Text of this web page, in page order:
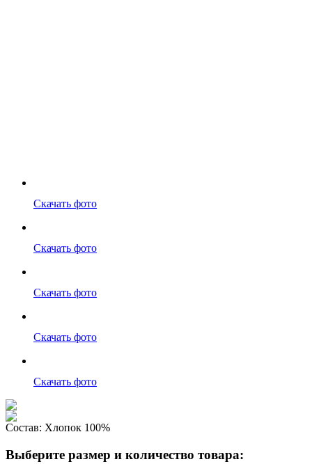
Скачать фото
Скачать фото
Скачать фото
Скачать фото
Скачать фото
Состав: Хлопок 100%
Выберите размер и количество товара: